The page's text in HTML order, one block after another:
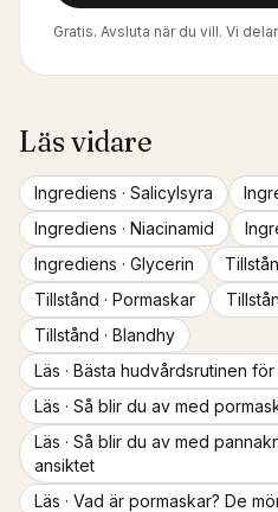
Gratis. Avsluta när du vill. Vi
Läs vidare
Ingrediens · Salicylsyra
Ingrediens · Niacinamid
Ingrediens · Glycerin
Tillstånd · Pormaskar
Tillstånd · Blandhy
Läs · Bästa hudvårdsrutinen
Läs · Så blir du av med
Läs · Så blir du av med
ansiktet
Läs · Vad är pormaskar? De